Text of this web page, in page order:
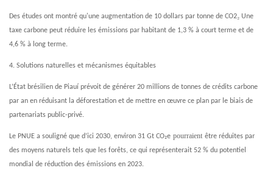
Des études ont montré qu'une augmentation de 10 dollars par tonne de CO2₂ Une
taxe carbone peut réduire les émissions par habitant de 1,3 % à court terme et de
4,6 % à long terme.
4. Solutions naturelles et mécanismes équitables
L’État brésilien de Piauí prévoit de générer 20 millions de tonnes de crédits carbone
par an en réduisant la déforestation et de mettre en œuvre ce plan par le biais de
partenariats public-privé.
Le PNUE a souligné que d’ici 2030, environ 31 Gt CO₂e pourraient être réduites par
des moyens naturels tels que les forêts, ce qui représenterait 52 % du potentiel
mondial de réduction des émissions en 2023.